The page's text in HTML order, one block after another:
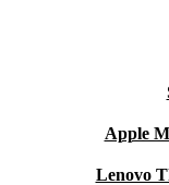
Apple
Lenovo